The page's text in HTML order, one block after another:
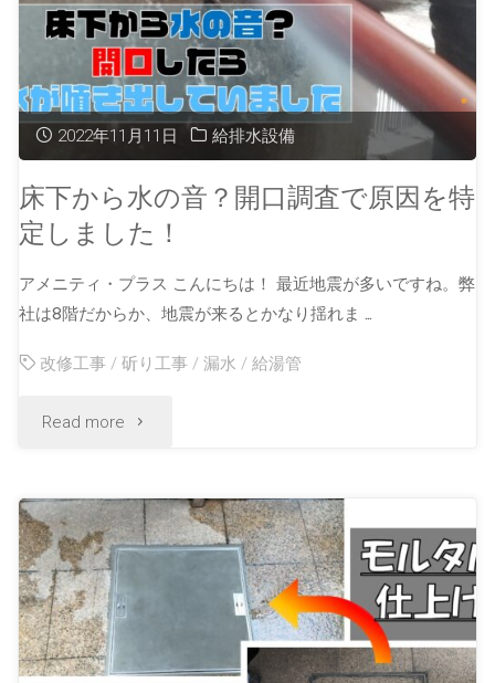
2022年11月11日 給排水設備
床下から水の音？開口調査で原因を特
定しました！
アメニティ・プラス こんにちは！ 最近地震が多いですね。弊
社は8階だからか、地震が来るとかなり揺れま …
改修工事 /斫り工事 /漏水 /給湯管
Read more